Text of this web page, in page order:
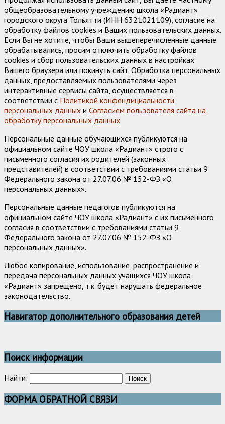
общеобразовательному учреждению школа «Радиант»
городского округа Тольятти (ИНН 6321021109), согласие на
обработку файлов cookies и Ваших пользовательских данных.
Если Вы не хотите, чтобы Ваши вышеперечисленные данные
обрабатывались, просим отключить обработку файлов
cookies и сбор пользовательских данных в настройках
Вашего браузера или покинуть сайт. Обработка персональных
данных, предоставляемых пользователями через
интерактивные сервисы сайта, осуществляется в
соответствии с Политикой конфендициальности
персональных данных и Согласием пользователя сайта на
обработку персональных данных
Персональные данные обучающихся публикуются на
официальном сайте ЧОУ школа «Радиант» строго с
письменного согласия их родителей (законных
представителей) в соответствии с требованиями статьи 9
Федерального закона от 27.07.06 № 152-ФЗ «О
персональных данных».
Персональные данные педагогов публикуются на
официальном сайте ЧОУ школа «Радиант» с их письменного
согласия в соответствии с требованиями статьи 9
Федерального закона от 27.07.06 № 152-ФЗ «О
персональных данных».
Любое копирование, использование, распространение и
передача персональных данных учащихся ЧОУ школа
«Радиант» запрещено, т.к. будет нарушать федеральное
законодательство.
Навигатор дополнительного образования детей
Поиск информации
Найти:
ФОРМА ОБРАТНОЙ СВЯЗИ